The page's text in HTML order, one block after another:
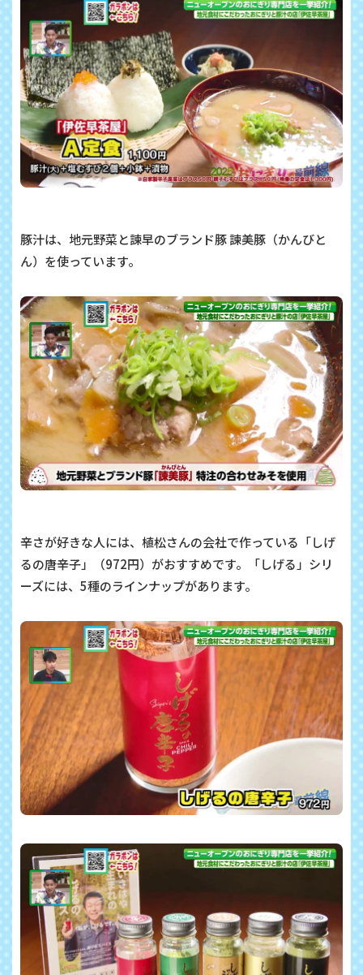
豚汁は、地元野菜と諫早のブランド豚 諫美豚（かんびと
ん）を使っています。
辛さが好きな人には、植松さんの会社で作っている「しげ
るの唐辛子」（972円）がおすすめです。「しげる」シリ
ーズには、5種のラインナップがあります。